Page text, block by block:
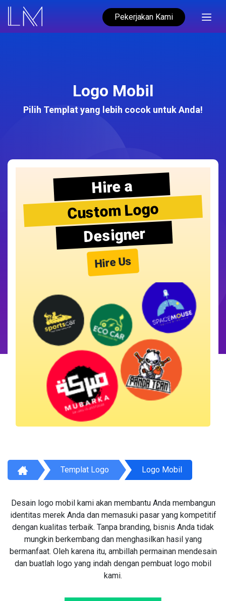
Pekerjakan Kami
Logo Mobil
Pilih Templat yang lebih cocok untuk Anda!
Hire a
Custom Logo
Designer
Hire Us
Templat Logo Logo Mobil
Desain logo mobil kami akan membantu Anda membangun
identitas merek Anda dan memasuki pasar yang kompetitif
dengan kualitas terbaik. Tanpa branding, bisnis Anda tidak
mungkin berkembang dan menghasilkan hasil yang
bermanfaat. Oleh karena itu, ambillah permainan mendesain
dan buatlah logo yang indah dengan pembuat logo mobil
kami.